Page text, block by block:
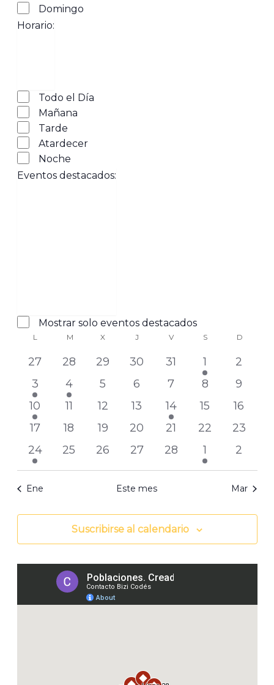
Domingo
Horario:
filtroCerrar
filtro
HorarioTodo el Día
Mañana
Tarde
Atardecer
Noche
Eventos destacados:
Cerrar
filtro
Eventos
destacados
Mostrar solo eventos destacados
Calendario
de
Eventos
L M X J V S D
0
eventos
27
0
eventos
28
0
eventos
29
0
eventos
30
0
eventos
31
1
evento
1
0
2
1
evento
3
3
eventos
4
0
eventos
5
0
eventos
6
0
eventos
7
0
eventos
8
0
9
2
eventos
10
0
eventos
11
0
eventos
12
0
eventos
13
1
evento
14
0
eventos
15
0
16
0
eventos
17
0
eventos
18
0
eventos
19
0
eventos
20
0
eventos
21
0
eventos
22
0
23
1
evento
24
0
25
0
26
0
27
0
eventos
28
1
evento
1
0
2
Ene Este mes Mar
Suscribirse al calendario